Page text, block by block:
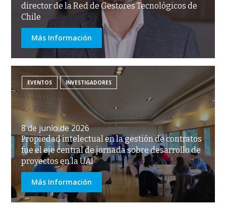
director de la Red de Gestores Tecnológicos de
Chile
Más Información
EVENTOS INVESTIGADORES
8 de junio de 2026
Propiedad intelectual en la gestión de contratos
fue el eje central de jornada sobre desarrollo de
proyectos en la UAI
Más Información